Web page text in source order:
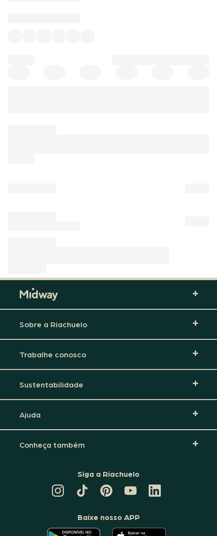
Sobre a Riachuelo
Trabalhe conosco
Sustentabilidade
Ajuda
Conheça também
Siga a Riachuelo
TIKTOK
DA
PINTEREST
DA
CANAL
DA
RIACHUELO
LINKEDIN
DA
Baixe nosso APP
O O